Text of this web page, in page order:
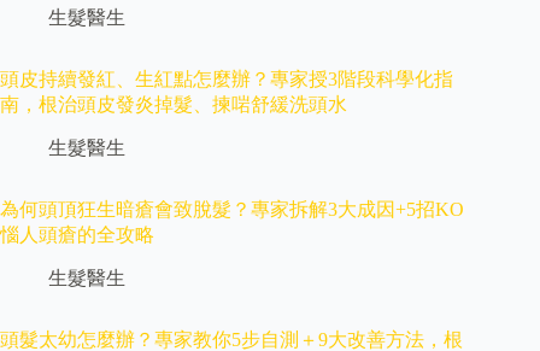
生髮醫生
頭皮持續發紅、生紅點怎麼辦？專家授3階段科學化指
南，根治頭皮發炎掉髮、揀啱舒緩洗頭水
生髮醫生
為何頭頂狂生暗瘡會致脫髮？專家拆解3大成因+5招KO
惱人頭瘡的全攻略
生髮醫生
頭髮太幼怎麼辦？專家教你5步自測＋9大改善方法，根